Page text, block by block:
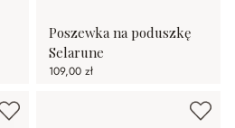
Poszewka na poduszkę
Selarune
109,00 zł